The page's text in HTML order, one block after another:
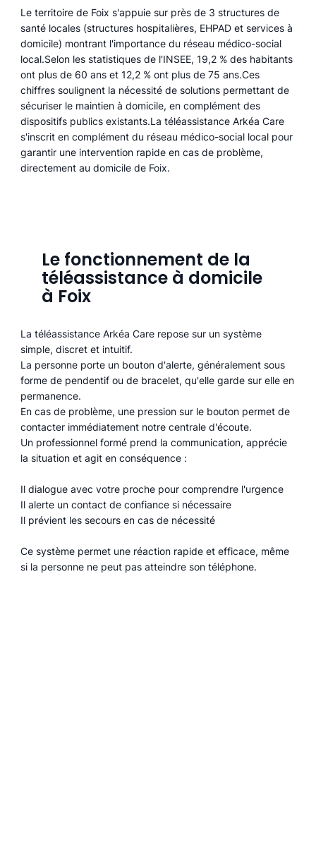
Le territoire de Foix s'appuie sur près de 3 structures de
santé locales (structures hospitalières, EHPAD et services à
domicile) montrant l'importance du réseau médico-social
local.Selon les statistiques de l'INSEE, 19,2 % des habitants
ont plus de 60 ans et 12,2 % ont plus de 75 ans.Ces
chiffres soulignent la nécessité de solutions permettant de
sécuriser le maintien à domicile, en complément des
dispositifs publics existants.La téléassistance Arkéa Care
s'inscrit en complément du réseau médico-social local pour
garantir une intervention rapide en cas de problème,
directement au domicile de Foix.
Le fonctionnement de la
téléassistance à domicile
à Foix
La téléassistance Arkéa Care repose sur un système
simple, discret et intuitif.
La personne porte un bouton d'alerte, généralement sous
forme de pendentif ou de bracelet, qu'elle garde sur elle en
permanence.
En cas de problème, une pression sur le bouton permet de
contacter immédiatement notre centrale d'écoute.
Un professionnel formé prend la communication, apprécie
la situation et agit en conséquence :
Il dialogue avec votre proche pour comprendre l'urgence
Il alerte un contact de confiance si nécessaire
Il prévient les secours en cas de nécessité
Ce système permet une réaction rapide et efficace, même
si la personne ne peut pas atteindre son téléphone.